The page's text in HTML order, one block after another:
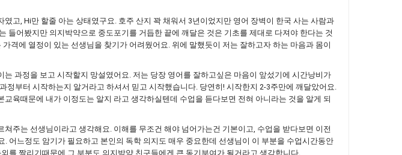
고, Hi만 할줄 아는 상태였구요. 호주 산지 꽉 채워서 3년이었지만 영어 장벽이 한국 사는 사람과
들어봤지만 의지박약으로 중도포기를 거듭한 끝에 깨달은 것은 기초를 제대로 다져야 한다는 것
격에 열정이 있는 선생님을 찾기가 어려웠어요. 위에 말했듯이 저는 잘하고자 하는 마음과 몸이
과정을 보고 시작할지 망설였어요. 저는 당장 영어를 잘하고싶은 마음이 앞섰기에 시간낭비가
정부터 시작하는지 알거라고 하셔서 믿고 시작했습니다. 당연히! 시작한지 2-3주만에 깨달았어요.
육때문에 내가 이정도는 알지 라고 생각하실텐데 수업을 듣다보면 전혀 아니라는 것을 알게 되
주는 선생님이라고 생각해요. 이해를 무조건 해야 넘어가는건 기본이고, 수업을 받다보면 이전
어느정도 암기가 필요하고 본인의 독학 의지도 매우 중요한데 선생님이 이 부분을 수업시간동안
를 짤리기때문에 그 부분도 의지박약 친구들에겐 큰 동기부여가 될거라고 생각합니다.